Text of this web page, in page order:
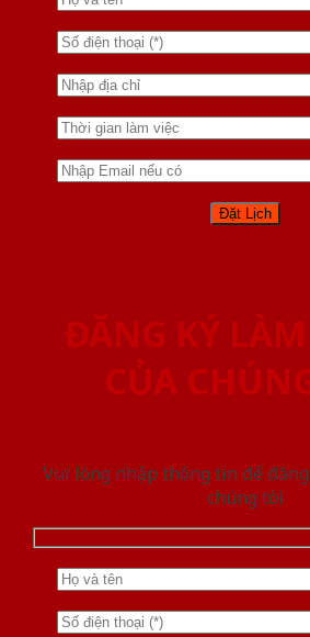
ĐĂNG KÝ
CỦA
Vui lòng nhập thông tin để
chúng tôi